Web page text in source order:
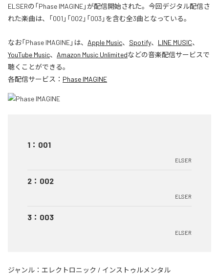
ELSERの「Phase IMAGINE」が配信開始された。今回デジタル配信さ
れた楽曲は、「001」「002」「003」を含む全3曲となっている。
なお「Phase IMAGINE」は、 Apple Music、 Spotify、 LINE MUSIC、
YouTube Music、 Amazon Music Unlimitedなどの音楽配信サービスで
聴くことができる。
各配信サービス： Phase IMAGINE
1 ： 001
ELSER
2 ： 002
ELSER
3 ： 003
ELSER
ジャンル： エレクトロニック / インストゥルメンタル